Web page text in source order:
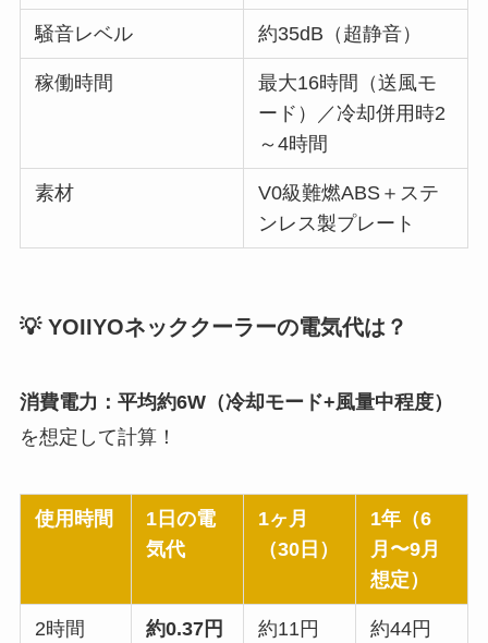
騒音レベル 約35dB（超静音）
稼働時間
最大16時間（送風モ
ード）／冷却併用時2
～4時間
素材
V0級難燃ABS＋ステ
ンレス製プレート
💡 YOIIYOネッククーラーの電気代は？
消費電力：平均約6W（冷却モード+風量中程度）
を想定して計算！
使用時間
1日の電
気代
1ヶ月
（30日）
1年（6
月〜9月
想定）
2時間 約0.37円 約11円 約44円